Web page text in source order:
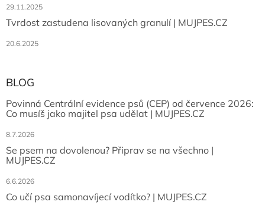
29.11.2025
Tvrdost zastudena lisovaných granulí | MUJPES.CZ
20.6.2025
BLOG
Povinná Centrální evidence psů (CEP) od července 2026:
Co musíš jako majitel psa udělat | MUJPES.CZ
8.7.2026
Se psem na dovolenou? Připrav se na všechno |
MUJPES.CZ
6.6.2026
Co učí psa samonavíjecí vodítko? | MUJPES.CZ